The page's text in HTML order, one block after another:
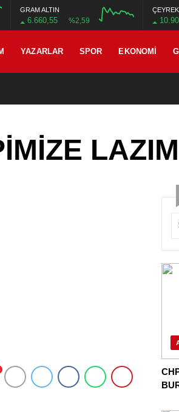
GRAM ALTIN
6.660,55 %2,59
YAZARLAR SPOR EKONOMI